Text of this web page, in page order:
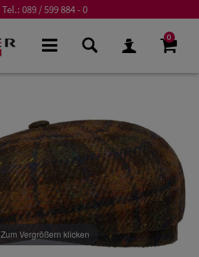
Tel.: 089 / 599 884 - 0
0
Zum Vergrößern klicken